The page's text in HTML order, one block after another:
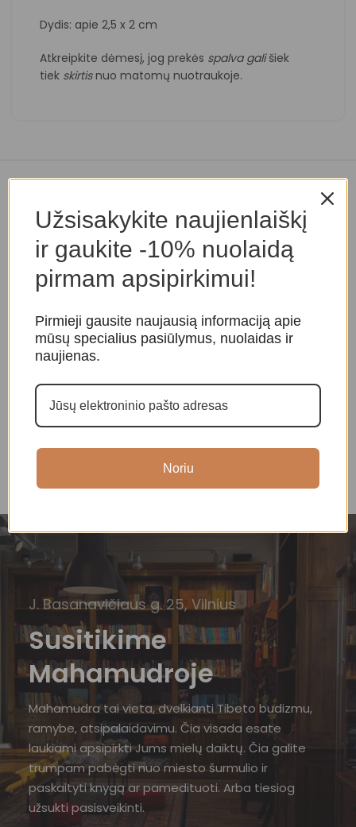
Dydis: apie 2,5 x 2 cm
Atkreipkite dėmesį, jog prekės spalva gališiek
tiek skirtisnuo matomų nuotraukoje.
Raktų pakabukas „Buda”
Amuletai, papuošalai, Raktų
Raktų pakabukas „Maldų
malunėlis”
J. Basanavičiaus g. 25, Vilnius
Susitikime
Mahamudroje
Mahamudra tai vieta, dvelkianti Tibeto budizmu,
ramybe, atsipalaidavimu. Čia visada esate
laukiami apsipirkti Jums mielų daiktų. Čia galite
trumpam pabėgti nuo miesto šurmulio ir
paskaityti knygą ar pamedituoti. Arba tiesiog
užsukti pasisveikinti.
Užsisakykite naujienlaiškį
ir gaukite -10% nuolaidą
pirmam apsipirkimui!
Pirmieji gausite naujausią informaciją apie
mūsų specialius pasiūlymus, nuolaidas ir
naujienas.
Noriu